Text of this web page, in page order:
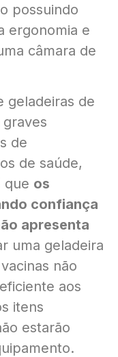
possuindo
ergonomia e
câmara de
geladeiras de
de
de saúde,
que os
confiança
apresenta
uma geladeira
não
aos
itens
estarão